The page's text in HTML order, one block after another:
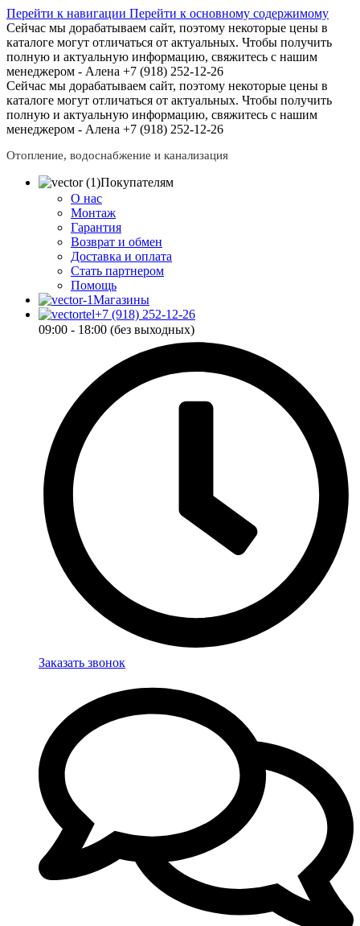
Перейти к навигации Перейти к основному содержимому
Сейчас мы дорабатываем сайт, поэтому некоторые цены в
каталоге могут отличаться от актуальных. Чтобы получить
полную и актуальную информацию, свяжитесь с нашим
менеджером - Алена +7 (918) 252-12-26
Сейчас мы дорабатываем сайт, поэтому некоторые цены в
каталоге могут отличаться от актуальных. Чтобы получить
полную и актуальную информацию, свяжитесь с нашим
менеджером - Алена +7 (918) 252-12-26
Отопление, водоснабжение и канализация
Покупателям
О нас
Монтаж
Гарантия
Возврат и обмен
Доставка и оплата
Стать партнером
Помощь
Магазины
+7 (918) 252-12-26
09:00 - 18:00 (без выходных)
Заказать звонок